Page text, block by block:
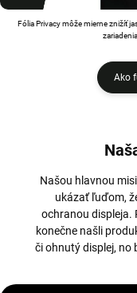
Fólia Privacy môže mierne znižíť
Ako
Našou hlavnou
ukázať ľuďom,
ochranou displeja.
konečne našli
či ohnutý displej, no